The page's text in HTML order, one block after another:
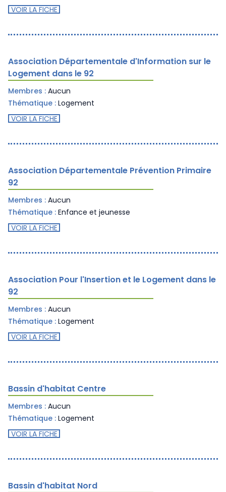
VOIR LA FICHE
Association Départementale d'Information sur le
Logement dans le 92
Membres : Aucun
Thématique : Logement
VOIR LA FICHE
Association Départementale Prévention Primaire
92
Membres : Aucun
Thématique : Enfance et jeunesse
VOIR LA FICHE
Association Pour l'Insertion et le Logement dans le
92
Membres : Aucun
Thématique : Logement
VOIR LA FICHE
Bassin d'habitat Centre
Membres : Aucun
Thématique : Logement
VOIR LA FICHE
Bassin d'habitat Nord